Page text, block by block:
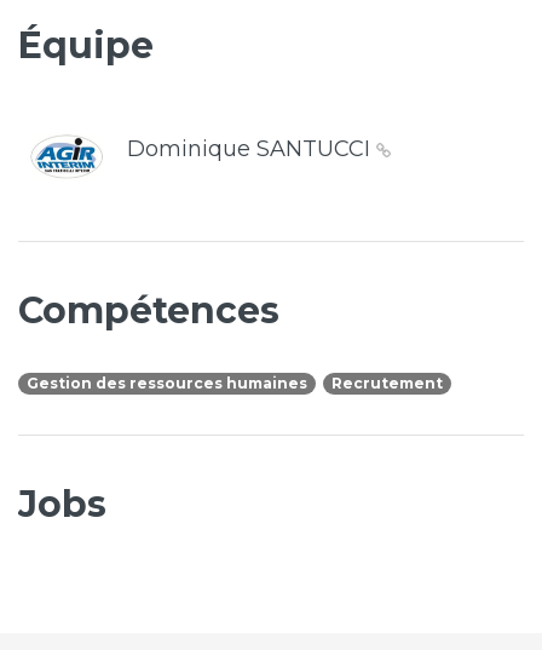
Équipe
Dominique SANTUCCI
Compétences
Gestion des ressources humaines Recrutement
Jobs